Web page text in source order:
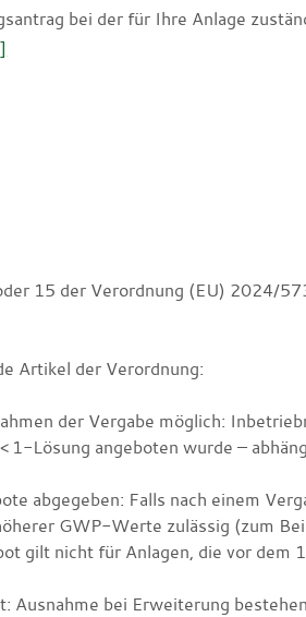
bei der für Ihre Anlage
15 der Verordnung (EU) 2024/
Artikel der Verordnung:
der Vergabe möglich:
Lösung angeboten wurde –
abgegeben: Falls nach einem
GWP-Werte zulässig (zum
gilt nicht für Anlagen, die vor dem
bei Erweiterung